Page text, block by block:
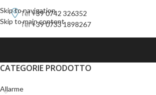
Skip to navigation
Skip to main content
Tel+39 0742 326352
Tel+39 0733 1898267
CATEGORIE PRODOTTO
Allarme